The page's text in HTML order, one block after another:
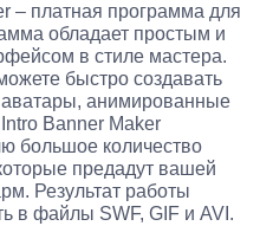
– платная программа для
обладает простым и
в стиле мастера.
быстро создавать
анимированные
Banner Maker
большое количество
предадут вашей
Результат работы
в файлы SWF, GIF и AVI.